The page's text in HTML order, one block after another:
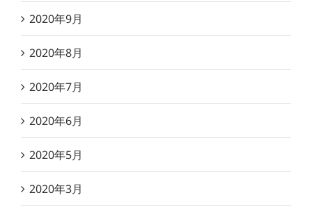
2020年9月
2020年8月
2020年7月
2020年6月
2020年5月
2020年3月